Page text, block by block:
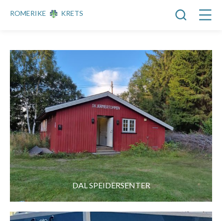
ROMERIKE KRETS
DAL SPEIDERSENTER